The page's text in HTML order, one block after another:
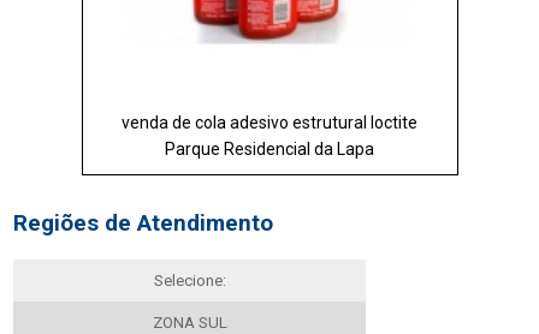
venda de cola adesivo estrutural loctite
Parque Residencial da Lapa
Regiões de Atendimento
Selecione:
ZONA SUL